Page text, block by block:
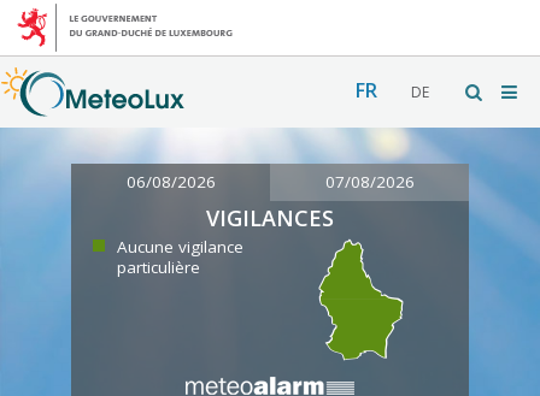
FR DE
06/08/2026 07/08/2026
VIGILANCES
Aucune vigilance
particulière